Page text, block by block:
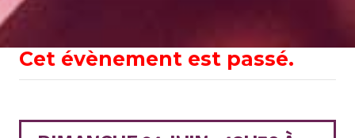
Cet évènement est passé.